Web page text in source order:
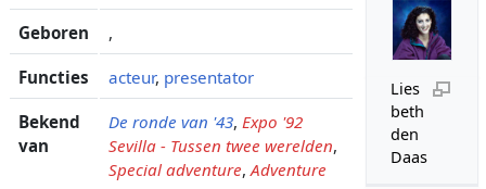
Lies
beth
den
Daas
Geboren ,
Functies acteur, presentator
Bekend
van
De ronde van '43, Expo '92
Sevilla - Tussen twee werelden,
Special adventure, Adventure